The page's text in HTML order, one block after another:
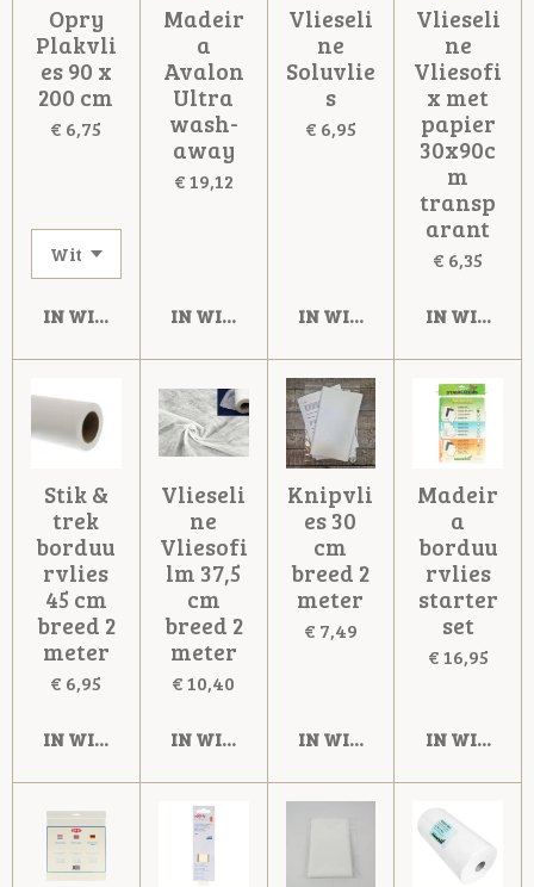
Opry
Plakvli
es 90 x
200 cm
€ 6,75
IN WINKELWAGEN
Madeir
a
Avalon
Ultra
wash-
away
€ 19,12
IN WINKELWAGEN
Vlieseli
ne
Soluvlie
s
€ 6,95
IN WINKELWAGEN
Vlieseli
ne
Vliesofi
x met
papier
30x90c
m
transp
arant
€ 6,35
IN
Stik &
trek
borduu
rvlies
45 cm
breed 2
meter
€ 6,95
IN WINKELWAGEN
Vlieseli
ne
Vliesofi
lm 37,5
cm
breed 2
meter
€ 10,40
IN WINKELWAGEN
Knipvli
es 30
cm
breed 2
meter
€ 7,49
IN WINKELWAGEN
Madeir
a
borduu
rvlies
starter
set
€ 16,95
IN